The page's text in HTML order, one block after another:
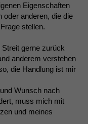
Eigenschaften
oder anderen, die die
stellen.
gerne zurück
anderem verstehen
die Handlung ist mir
Wunsch nach
muss mich mit
und meines